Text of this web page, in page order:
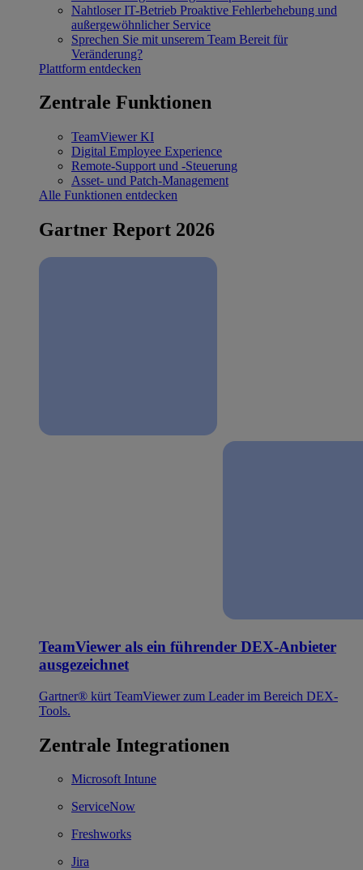
Nahtloser IT-Betrieb Proaktive Fehlerbehebung und
außergewöhnlicher Service
Sprechen Sie mit unserem Team Bereit für
Veränderung?
Plattform entdecken
Zentrale Funktionen
TeamViewer KI
Digital Employee Experience
Remote-Support und -Steuerung
Asset- und Patch-Management
Alle Funktionen entdecken
Gartner Report 2026
TeamViewer als ein führender DEX-Anbieter
ausgezeichnet
Gartner® kürt TeamViewer zum Leader im Bereich DEX-
Tools.
Zentrale Integrationen
Microsoft Intune
ServiceNow
Freshworks
Jira